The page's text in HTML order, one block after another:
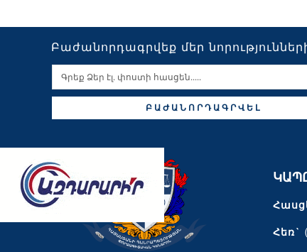
Բաժանորդագրվեք մեր
ԲԱԺԱՆՈՐԴԱԳՐՎԵԼ
Հեռ`